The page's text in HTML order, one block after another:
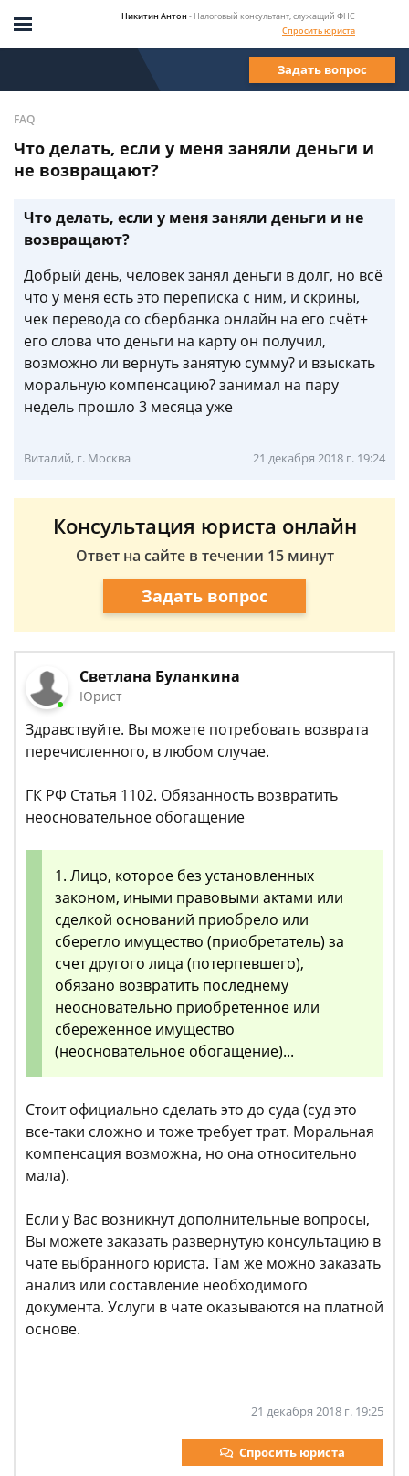
Никитин Антон - Налоговый консультант, служащий ФНС
Спросить юриста
Задать вопрос
FAQ
Что делать, если у меня заняли деньги и
не возвращают?
Что делать, если у меня заняли деньги и не
возвращают?
Добрый день, человек занял деньги в долг, но всё
что у меня есть это переписка с ним, и скрины,
чек перевода со сбербанка онлайн на его счёт+
его слова что деньги на карту он получил,
возможно ли вернуть занятую сумму? и взыскать
моральную компенсацию? занимал на пару
недель прошло 3 месяца уже
Виталий, г. Москва 21 декабря 2018 г. 19:24
Консультация юриста онлайн
Ответ на сайте в течении 15 минут
Задать вопрос
Светлана Буланкина
Юрист
Здравствуйте. Вы можете потребовать возврата
перечисленного, в любом случае.
ГК РФ Статья 1102. Обязанность возвратить
неосновательное обогащение
1. Лицо, которое без установленных
законом, иными правовыми актами или
сделкой оснований приобрело или
сберегло имущество (приобретатель) за
счет другого лица (потерпевшего),
обязано возвратить последнему
неосновательно приобретенное или
сбереженное имущество
(неосновательное обогащение)...
Стоит официально сделать это до суда (суд это
все-таки сложно и тоже требует трат. Моральная
компенсация возможна, но она относительно
мала).
Если у Вас возникнут дополнительные вопросы,
Вы можете заказать развернутую консультацию в
чате выбранного юриста. Там же можно заказать
анализ или составление необходимого
документа. Услуги в чате оказываются на платной
основе.
21 декабря 2018 г. 19:25
Спросить юриста